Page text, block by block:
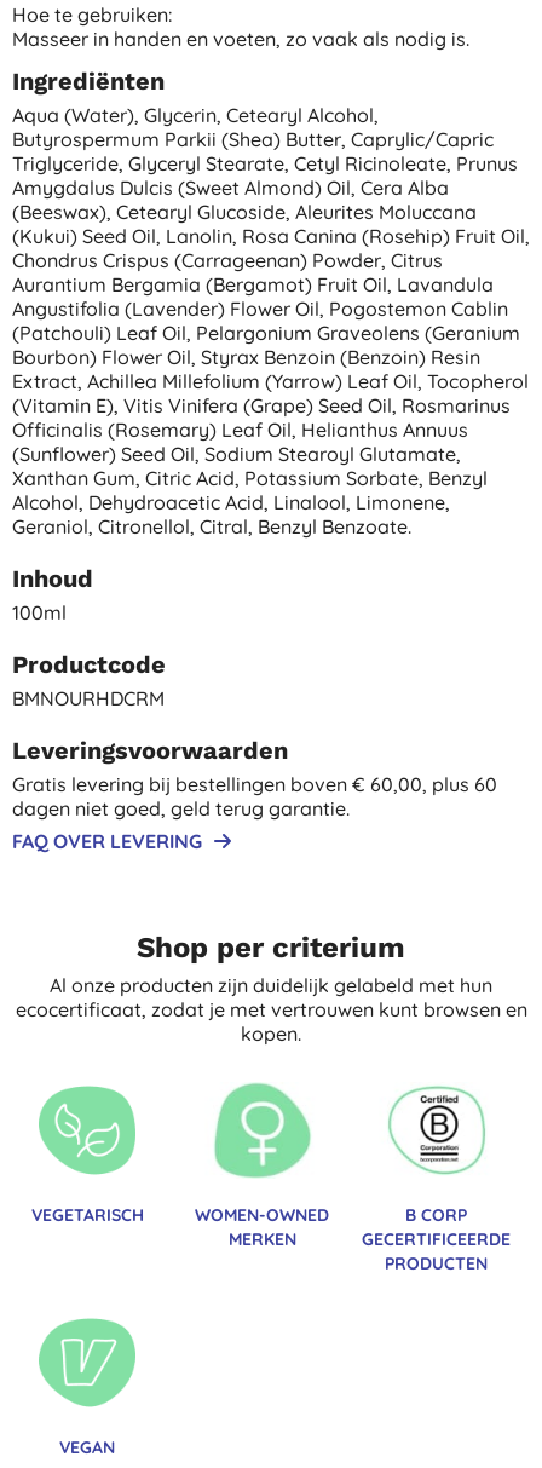
Hoe te gebruiken:
Masseer in handen en voeten, zo vaak als nodig is.
Ingrediënten
Aqua (water), Glycerin, Cetearyl Alcohol,
Butyrospermum Parkii (shea) Butter, Caprylic/capric
Triglyceride, Glyceryl Stearate, Cetyl Ricinoleate, Prunus
Amygdalus Dulcis (sweet Almond) Oil, Cera Alba
(beeswax), Cetearyl Glucoside, Aleurites Moluccana
(kukui) Seed Oil, Lanolin, Rosa Canina (rosehip) Fruit Oil,
Chondrus Crispus (carrageenan) Powder, Citrus
Aurantium Bergamia (bergamot) Fruit Oil, Lavandula
Angustifolia (lavender) Flower Oil, Pogostemon Cablin
(patchouli) Leaf Oil, Pelargonium Graveolens (geranium
Bourbon) Flower Oil, Styrax Benzoin (benzoin) Resin
Extract, Achillea Millefolium (yarrow) Leaf Oil, Tocopherol
(vitamin E), Vitis Vinifera (grape) Seed Oil, Rosmarinus
Officinalis (rosemary) Leaf Oil, Helianthus Annuus
(sunflower) Seed Oil, Sodium Stearoyl Glutamate,
Xanthan Gum, Citric Acid, Potassium Sorbate, Benzyl
Alcohol, Dehydroacetic Acid, Linalool, Limonene,
Geraniol, Citronellol, Citral, Benzyl Benzoate.
Inhoud
100ml
Productcode
BMNOURHDCRM
Leveringsvoorwaarden
Gratis levering bij bestellingen boven € 60,00, plus 60
dagen niet goed, geld terug garantie.
FAQ OVER LEVERING
Shop per criterium
Al onze producten zijn duidelijk gelabeld met hun
ecocertificaat, zodat je met vertrouwen kunt browsen en
kopen.
VEGETARISCH
WOMEN-OWNED
MERKEN
B CORP
GECERTIFICEERDE
PRODUCTEN
VEGAN